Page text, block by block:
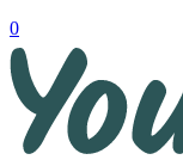
0